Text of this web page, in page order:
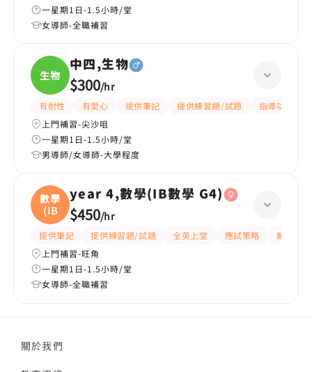
一星期1日-1.5小時/堂
女導師-全職補習
生物
中四,生物
$300/hr
有耐性 有愛心 提供筆記 提供練習題/試題 指導功課
上門補習-尖沙咀
一星期1日-1.5小時/堂
男導師/女導師-大學程度
數學
(IB
year 4,數學(IB數學 G4)
$450/hr
提供筆記 提供練習題/試題 全英上堂 應試策略
解題思路
上門補習-旺角
一星期1日-1.5小時/堂
女導師-全職補習
關於我們